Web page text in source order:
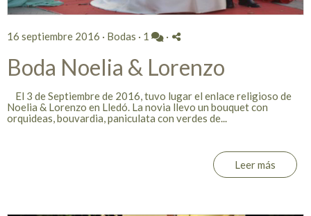
16 septiembre 2016 · Bodas · 1 ·
Boda Noelia & Lorenzo
El 3 de Septiembre de 2016, tuvo lugar el enlace religioso de
Noelia & Lorenzo en Lledó. La novia llevo un bouquet con
orquideas, bouvardia, paniculata con verdes de...
Leer más